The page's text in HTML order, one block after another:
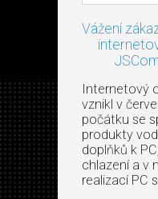
Vážení
Internetový
vznikl v
počátku se
produkty
doplňků k
chlazení a v
realizací PC